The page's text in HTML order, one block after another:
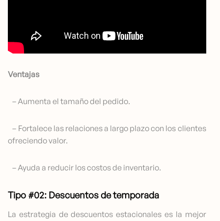
Ventajas
– Aumenta el tamaño del pedido.
– Fortalece las relaciones a largo plazo con los clientes
ofreciendo valor.
– Ayuda a reducir los costos de inventario.
Tipo #02: Descuentos de temporada
La estrategia de descuentos estacionales es la mejor